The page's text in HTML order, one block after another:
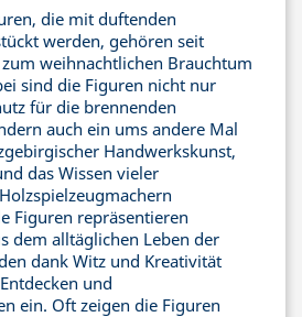
die mit duftenden
werden, gehören seit
weihnachtlichen Brauchtum
sind die Figuren nicht nur
für die brennenden
auch ein ums andere Mal
Handwerkskunst,
das Wissen vieler
Figuren repräsentieren
dem alltäglichen Leben der
dank Witz und Kreativität
und
ein. Oft zeigen die Figuren